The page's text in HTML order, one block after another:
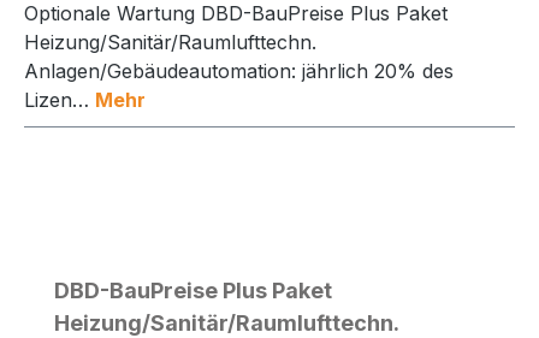
Optionale Wartung DBD-BauPreise Plus Paket
Heizung/Sanitär/Raumlufttechn.
Anlagen/Gebäudeautomation: jährlich 20% des
Lizen… Mehr
Produktgalerie überspringen
DBD-BauPreise Plus Paket
Heizung/Sanitär/Raumlufttechn.